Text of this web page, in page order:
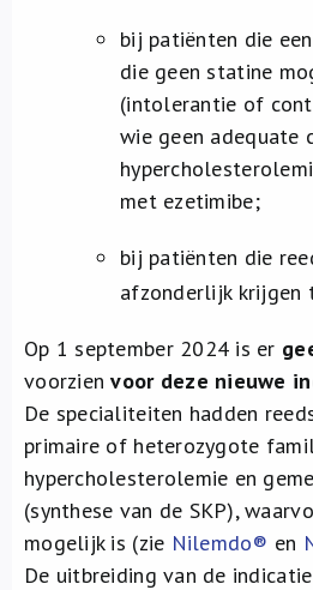
bij patiënten die
die geen statine
(intolerantie of
wie geen adequate
met ezetimibe;
bij patiënten die
afzonderlijk krijgen
Op 1 september 2024 is er
voorzienvoor deze nieuwe
De specialiteiten hadden
primaire of heterozygote
hypercholesterolemie en
(synthese van de SKP),
mogelijk is (zie Nilemdo® en
De uitbreiding van de